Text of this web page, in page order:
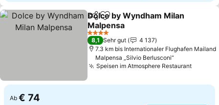
TeilenZu Favoriten hinzufügen
Dolce by Wyndham Milan
Malpensa
Preise sehen
4 Sterne
8,1 Sehr gut
4 137
7.3 km bis Internationaler Flughafen Mailand
Malpensa „Silvio Berlusconi“
Speisen im Atmosphere RestaurantPreise
Ab € 74